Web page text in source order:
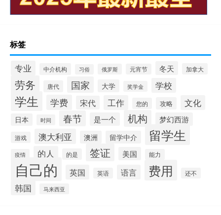
标签
专业 中介机构 习俗 俄罗斯 元宵节 冬天 加拿大
劳务 唐代 国家 大学 奖学金 学校
学生 学费 宋代 工作 您的 攻略 文化
日本 时间 春节 是一个 机构 梦幻西游
游戏 澳大利亚 澳洲 留学中介 留学生
疫情 的人 的是 签证 美国 能力
自己的 英国 英语 语言 费用 还不
韩国 马来西亚